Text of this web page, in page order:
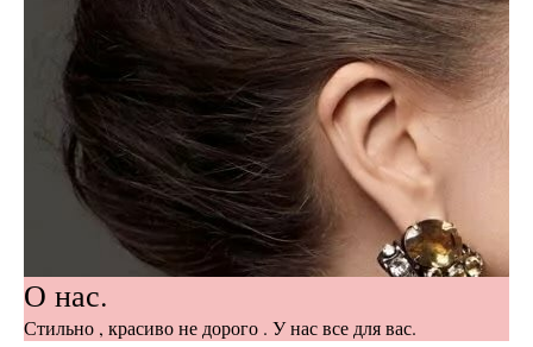
О нас.
Стильно , красиво не дорого . У нас все для вас.